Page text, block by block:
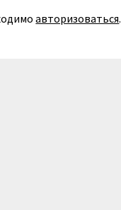
авторизоваться.